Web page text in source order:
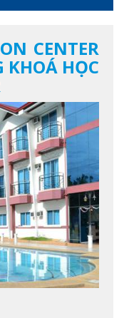
CENTER
KHOÁ HỌC